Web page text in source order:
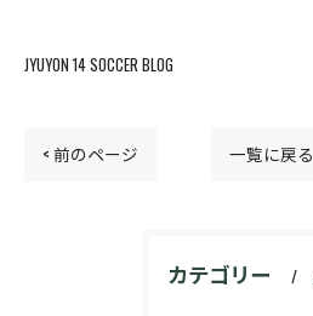
JYUYON 14 SOCCER BLOG
< 前のページ 一覧に戻る
カテゴリー